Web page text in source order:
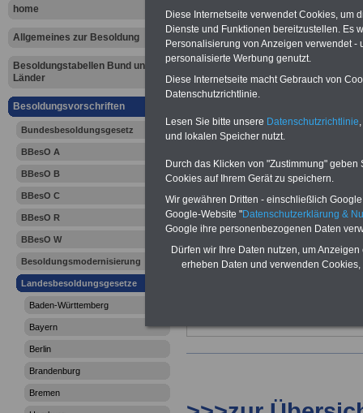
home
Allgemeines zur Besoldung
Besoldungstabellen Bund und
Länder
Besoldungsvorschriften
Bundesbesoldungsgesetz
BBesO A
BBesO B
BBesO C
BBesO R
BBesO W
Besoldungsmodernisierung
Landesbesoldungsgesetze
Baden-Württemberg
Bayern
Berlin
Brandenburg
Bremen
Saarland:
(SBesG): §
Diese Internetseite verwendet Cookies, um
Dienste und Funktionen bereitzustellen. Es
Personalisierung von Anzeigen verwendet
personalisierte Werbung genutzt.
Diese Internetseite macht Gebrauch von
Datenschutzrichtlinie.
Lesen Sie bitte unsere Datenschutzrichtlinie
und lokalen Speicher nutzt.
Durch das Klicken von "Zustimmung"
Cookies auf Ihrem Gerät zu speichern.
Wir gewähren Dritten - einschließlich
Google-Website "Datenschutzerklärung &
Google ihre personenbezogenen Daten
Dürfen wir Ihre Daten nutzen, um
erheben Daten und verwenden